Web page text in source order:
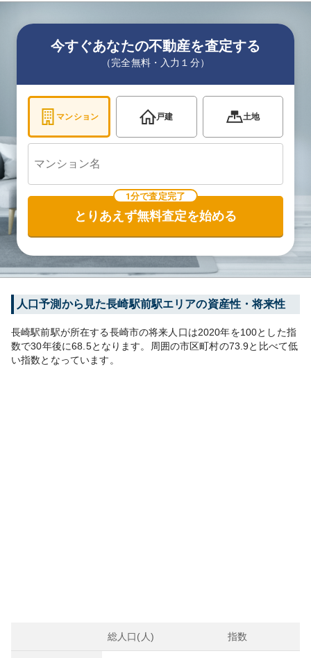
今すぐあなたの不動産を査定する
（完全無料・入力１分）
マンション 戸建 土地
1分で査定完了
とりあえず無料査定を始める
人口予測から見た長崎駅前駅エリアの資産性・将来性
長崎駅前駅が所在する長崎市の将来人口は2020年を100とした指
数で30年後に68.5となります。 周囲の市区町村の73.9と比べて低
い指数となっています。
総人口(人) 指数